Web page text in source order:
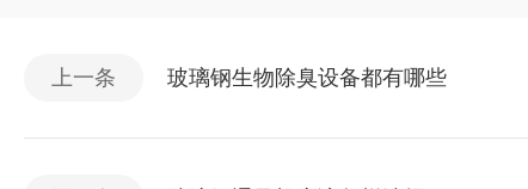
上一条 玻璃钢生物除臭设备都有哪些